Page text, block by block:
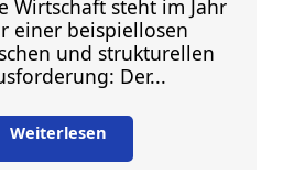
Wirtschaft steht im Jahr
einer beispiellosen
und strukturellen
Der...
Weiterlesen